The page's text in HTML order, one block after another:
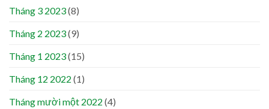
Tháng 3 2023(8)
Tháng 2 2023(9)
Tháng 1 2023(15)
Tháng 12 2022 (1)
Tháng mười một 2022 (4)